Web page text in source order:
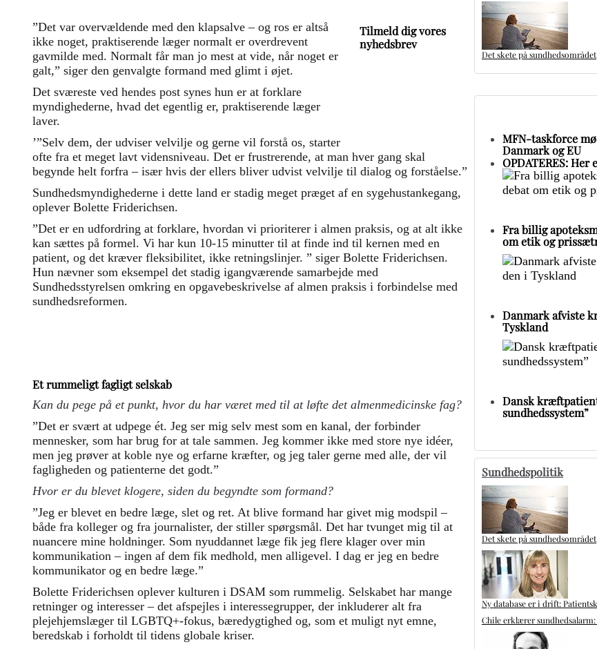
Tilmeld dig vores
nyhedsbrev
”Det var overvældende med den klapsalve – og ros er altså
ikke noget, praktiserende læger normalt er overdrevent
gavmilde med. Normalt får man jo mest at vide, når noget er
galt,” siger den genvalgte formand med glimt i øjet.
Det sværeste ved hendes post synes hun er at forklare
myndighederne, hvad det egentlig er, praktiserende læger
laver.
’”Selv dem, der udviser velvilje og gerne vil forstå os, starter
ofte fra et meget lavt vidensniveau. Det er frustrerende, at man hver gang skal
begynde helt forfra – især hvis der ellers bliver udvist velvilje til dialog og forståelse.”
Sundhedsmyndighederne i dette land er stadig meget præget af en sygehustankegang,
oplever Bolette Friderichsen.
”Det er en udfordring at forklare, hvordan vi prioriterer i almen praksis, og at alt ikke
kan sættes på formel. Vi har kun 10-15 minutter til at finde ind til kernen med en
patient, og det kræver fleksibilitet, ikke retningslinjer. ” siger Bolette Friderichsen.
Hun nævner som eksempel det stadig igangværende samarbejde med
Sundhedsstyrelsen omkring en opgavebeskrivelse af almen praksis i forbindelse med
sundhedsreformen.
Et rummeligt fagligt selskab
Kan du pege på et punkt, hvor du har været med til at løfte det almenmedicinske fag?
”Det er svært at udpege ét. Jeg ser mig selv mest som en kanal, der forbinder
mennesker, som har brug for at tale sammen. Jeg kommer ikke med store nye idéer,
men jeg prøver at koble nye og erfarne kræfter, og jeg taler gerne med alle, der vil
fagligheden og patienterne det godt.”
Hvor er du blevet klogere, siden du begyndte som formand?
”Jeg er blevet en bedre læge, slet og ret. At blive formand har givet mig modspil –
både fra kolleger og fra journalister, der stiller spørgsmål. Det har tvunget mig til at
nuancere mine holdninger. Som nyuddannet læge fik jeg flere klager over min
kommunikation – ingen af dem fik medhold, men alligevel. I dag er jeg en bedre
kommunikator og en bedre læge.”
Bolette Friderichsen oplever kulturen i DSAM som rummelig. Selskabet har mange
retninger og interesser – det afspejles i interessegrupper, der inkluderer alt fra
plejehjemslæger til LGBTQ+-fokus, bæredygtighed og, som et muligt nyt emne,
beredskab i forholdt til tidens globale kriser.
Det skete på
MFN-taskforce
Danmark og EU
OPDATERES:
Fra billig
om etik og
Danmark afviste
Tyskland
Dansk
sundhedssystem”
Sundhedspolitik
Det skete på
Ny database er i drift:
Chile erklærer